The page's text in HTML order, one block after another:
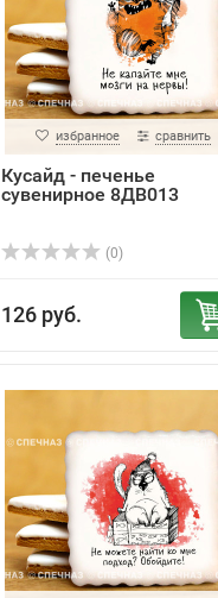
избранное сравнить
Кусайд - печенье
сувенирное 8ДВ013
(0)
126 руб.